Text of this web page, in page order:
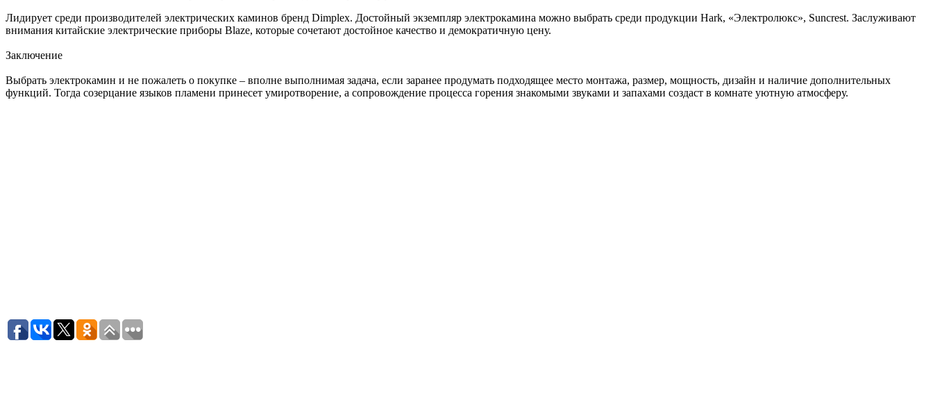
Лидирует среди производителей электрических каминов бренд Dimplex. Достойный экземпляр электрокамина можно выбрать среди продукции Hark, «Электролюкс», Suncrest. Заслуживают
внимания китайские электрические приборы Blaze, которые сочетают достойное качество и демократичную цену.
Заключение
Выбрать электрокамин и не пожалеть о покупке – вполне выполнимая задача, если заранее продумать подходящее место монтажа, размер, мощность, дизайн и наличие дополнительных
функций. Тогда созерцание языков пламени принесет умиротворение, а сопровождение процесса горения знакомыми звуками и запахами создаст в комнате уютную атмосферу.